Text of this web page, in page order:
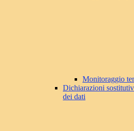
Monitoraggio
Dichiarazioni
dei dati